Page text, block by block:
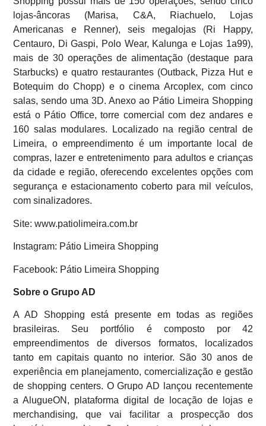
lojas-âncoras (Marisa, C&A, Riachuelo, Lojas
Americanas e Renner), seis megalojas (Ri Happy,
Centauro, Di Gaspi, Polo Wear, Kalunga e Lojas 1a99),
mais de 30 operações de alimentação (destaque para
Starbucks) e quatro restaurantes (Outback, Pizza Hut e
Botequim do Chopp) e o cinema Arcoplex, com cinco
salas, sendo uma 3D. Anexo ao Pátio Limeira Shopping
está o Pátio Office, torre comercial com dez andares e
160 salas modulares. Localizado na região central de
Limeira, o empreendimento é um importante local de
compras, lazer e entretenimento para adultos e crianças
da cidade e região, oferecendo excelentes opções com
segurança e estacionamento coberto para mil veículos,
com sinalizadores.
Site: www.patiolimeira.com.br
Instagram: Pátio Limeira Shopping
Facebook: Pátio Limeira Shopping
Sobre o Grupo AD
A AD Shopping está presente em todas as regiões
brasileiras. Seu portfólio é composto por 42
empreendimentos de diversos formatos, localizados
tanto em capitais quanto no interior. São 30 anos de
experiência em planejamento, comercialização e gestão
de shopping centers. O Grupo AD lançou recentemente
a AlugueON, plataforma digital de locação de lojas e
merchandising, que vai facilitar a prospecção dos